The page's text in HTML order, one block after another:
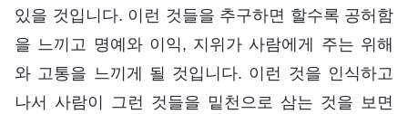
있을 것입니다. 이런 것들을 추구하면 할수록 공허함
을 느끼고 명예와 이익, 지위가 사람에게 주는 위해
와 고통을 느끼게 될 것입니다. 이런 것을 인식하고
나서 사람이 그런 것들을 밑천으로 삼는 것을 보면